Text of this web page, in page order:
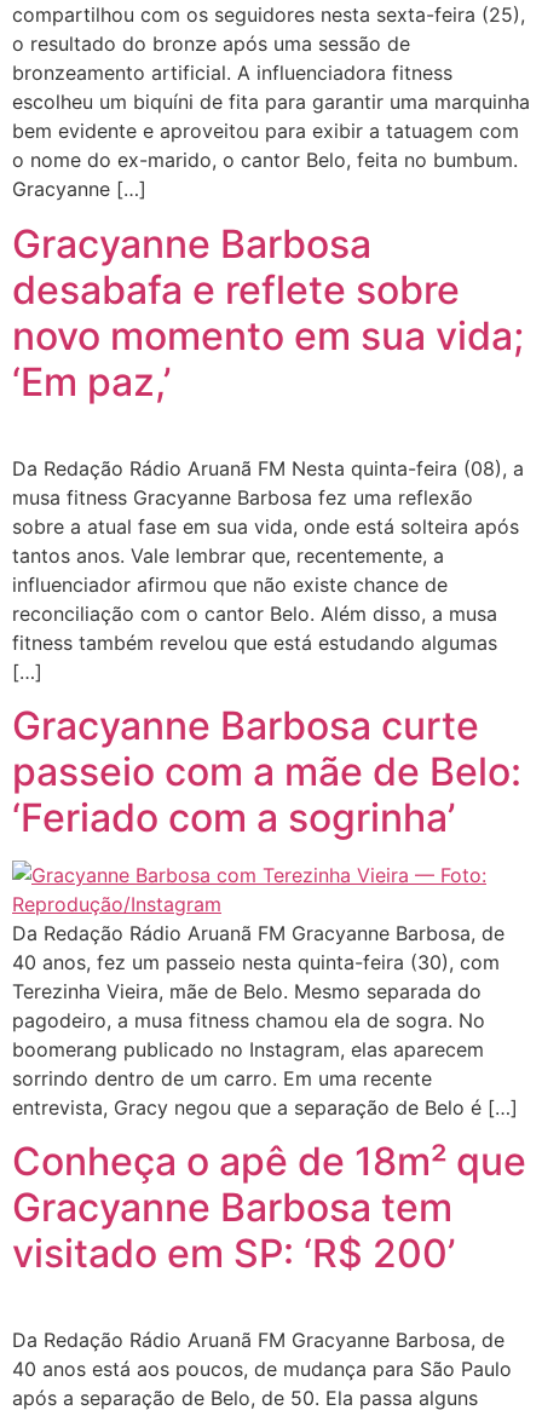
compartilhou com os seguidores nesta sexta-feira (25),
o resultado do bronze após uma sessão de
bronzeamento artificial. A influenciadora fitness
escolheu um biquíni de fita para garantir uma marquinha
bem evidente e aproveitou para exibir a tatuagem com
o nome do ex-marido, o cantor Belo, feita no bumbum.
Gracyanne […]
Gracyanne Barbosa
desabafa e reflete sobre
novo momento em sua vida;
‘Em paz,’
Da Redação Rádio Aruanã FM Nesta quinta-feira (08), a
musa fitness Gracyanne Barbosa fez uma reflexão
sobre a atual fase em sua vida, onde está solteira após
tantos anos. Vale lembrar que, recentemente, a
influenciador afirmou que não existe chance de
reconciliação com o cantor Belo. Além disso, a musa
fitness também revelou que está estudando algumas
[…]
Gracyanne Barbosa curte
passeio com a mãe de Belo:
‘Feriado com a sogrinha’
Da Redação Rádio Aruanã FM Gracyanne Barbosa, de
40 anos, fez um passeio nesta quinta-feira (30), com
Terezinha Vieira, mãe de Belo. Mesmo separada do
pagodeiro, a musa fitness chamou ela de sogra. No
boomerang publicado no Instagram, elas aparecem
sorrindo dentro de um carro. Em uma recente
entrevista, Gracy negou que a separação de Belo é […]
Conheça o apê de 18m² que
Gracyanne Barbosa tem
visitado em SP: ‘R$ 200’
Da Redação Rádio Aruanã FM Gracyanne Barbosa, de
40 anos está aos poucos, de mudança para São Paulo
após a separação de Belo, de 50. Ela passa alguns